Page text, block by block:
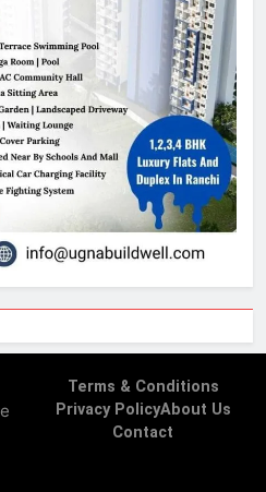
Terms & Conditions
Privacy PolicyAbout Us
Contact